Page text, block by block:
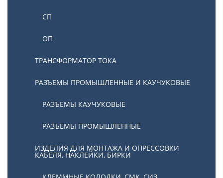
СП
ОП
ТРАНСФОРМАТОР ТОКА
РАЗЪЕМЫ ПРОМЫШЛЕННЫЕ И КАУЧУКОВЫЕ
РАЗЪЕМЫ КАУЧУКОВЫЕ
РАЗЪЕМЫ ПРОМЫШЛЕННЫЕ
ИЗДЕЛИЯ ДЛЯ МОНТАЖА И ОПРЕССОВКИ
КАБЕЛЯ, НАКЛЕЙКИ, БИРКИ